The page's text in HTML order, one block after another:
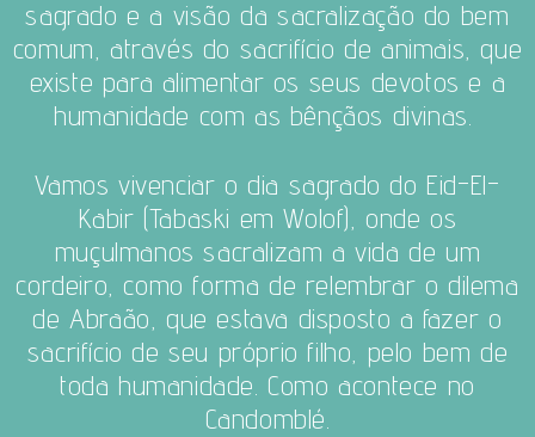
sagrado e a visão da sacralização do bem
comum, através do sacrifício de animais, que
existe para alimentar os seus devotos e a
humanidade com as bênçãos divinas.
Vamos vivenciar o dia sagrado do Eid-El-
Kabir (Tabaski em Wolof), onde os
muçulmanos sacralizam a vida de um
cordeiro, como forma de relembrar o dilema
de Abraão, que estava disposto a fazer o
sacrifício de seu próprio filho, pelo bem de
toda humanidade. Como acontece no
Candomblé.